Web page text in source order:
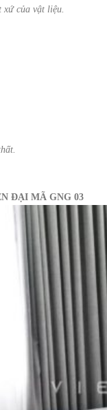
xứ của vật liệu.
ĐẠI MÃ GNG 03